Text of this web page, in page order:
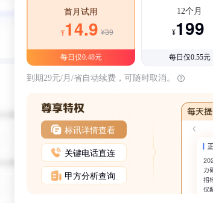
首月试用
¥14.9 ¥39
每日仅0.48元
12个月
¥199
每日仅0.55元
到期29元/月/省自动续费，可随时取消。
标讯详情查看
关键电话直连
甲方分析查询